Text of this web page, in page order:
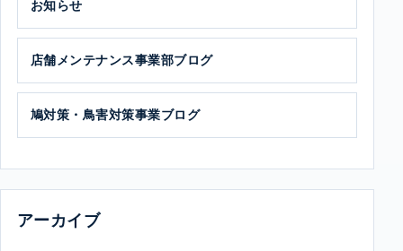
お知らせ
店舗メンテナンス事業部ブログ
鳩対策・鳥害対策事業ブログ
アーカイブ